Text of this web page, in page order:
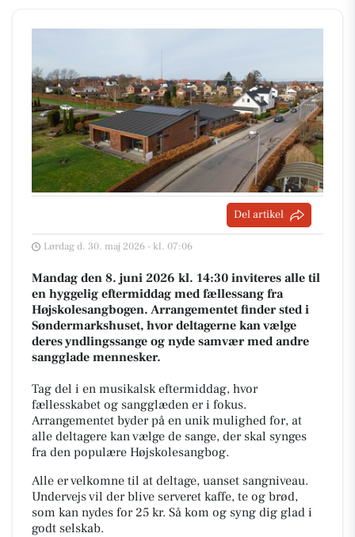
Del artikel
Lørdag d. 30. maj 2026 - kl. 07:06
Mandag den 8. juni 2026 kl. 14:30 inviteres alle til
en hyggelig eftermiddag med fællessang fra
Højskolesangbogen. Arrangementet finder sted i
Søndermarkshuset, hvor deltagerne kan vælge
deres yndlingssange og nyde samvær med andre
sangglade mennesker.
Tag del i en musikalsk eftermiddag, hvor
fællesskabet og sangglæden er i fokus.
Arrangementet byder på en unik mulighed for, at
alle deltagere kan vælge de sange, der skal synges
fra den populære Højskolesangbog.
Alle er velkomne til at deltage, uanset sangniveau.
Undervejs vil der blive serveret kaffe, te og brød,
som kan nydes for 25 kr. Så kom og syng dig glad i
godt selskab.